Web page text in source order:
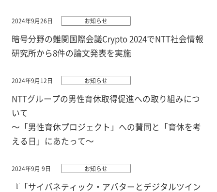
2024年9月26日 お知らせ
暗号分野の難関国際会議Crypto 2024でNTT社会情報
研究所から8件の論文発表を実施
2024年9月12日 お知らせ
NTTグループの男性育休取得促進への取り組みにつ
いて
～「男性育休プロジェクト」への賛同と「育休を考
える日」にあたって～
2024年9月 9日 お知らせ
『「サイバネティック・アバターとデジタルツイン